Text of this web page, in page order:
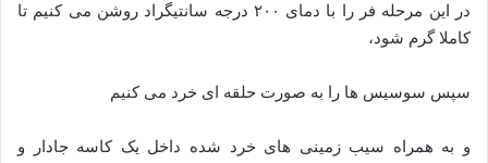
در این مرحله فر را با دمای ۲۰۰ درجه سانتیگراد روشن می کنیم تا
کاملا گرم شود،
سپس سوسیس ها را به صورت حلقه ای خرد می کنیم
و به همراه سیب زمینی های خرد شده داخل یک کاسه جادار و